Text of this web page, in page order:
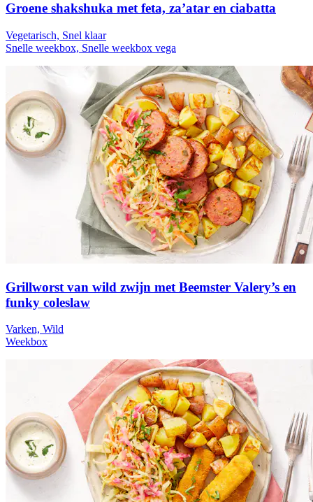
Groene shakshuka met feta, za’atar en ciabatta
Vegetarisch, Snel klaar
Snelle weekbox, Snelle weekbox vega
Grillworst van wild zwijn met Beemster Valery’s en
funky coleslaw
Varken, Wild
Weekbox